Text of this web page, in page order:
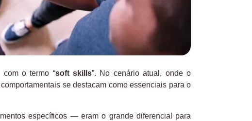
o termo “soft skills”. No cenário atual, onde o
se destacam como essenciais para o
específicos — eram o grande diferencial para